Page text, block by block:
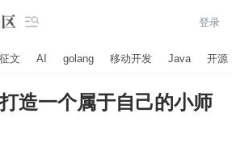
 登录
文 AI golang 移动开发 Java 开源
造一个属于自己的小师